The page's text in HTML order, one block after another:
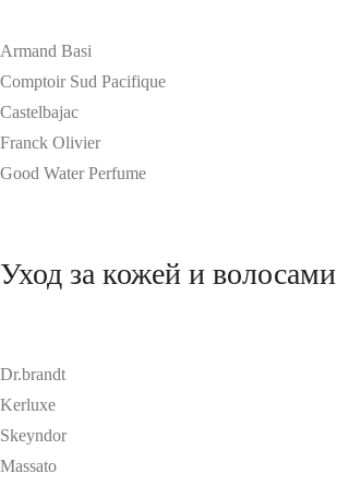
Armand Basi
Comptoir Sud Pacifique
Castelbajac
Franck Olivier
Good Water Perfume
Уход за кожей и волосами
Dr.brandt
Kerluxe
Skeyndor
Massato